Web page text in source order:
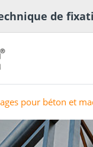
de
pour béton et